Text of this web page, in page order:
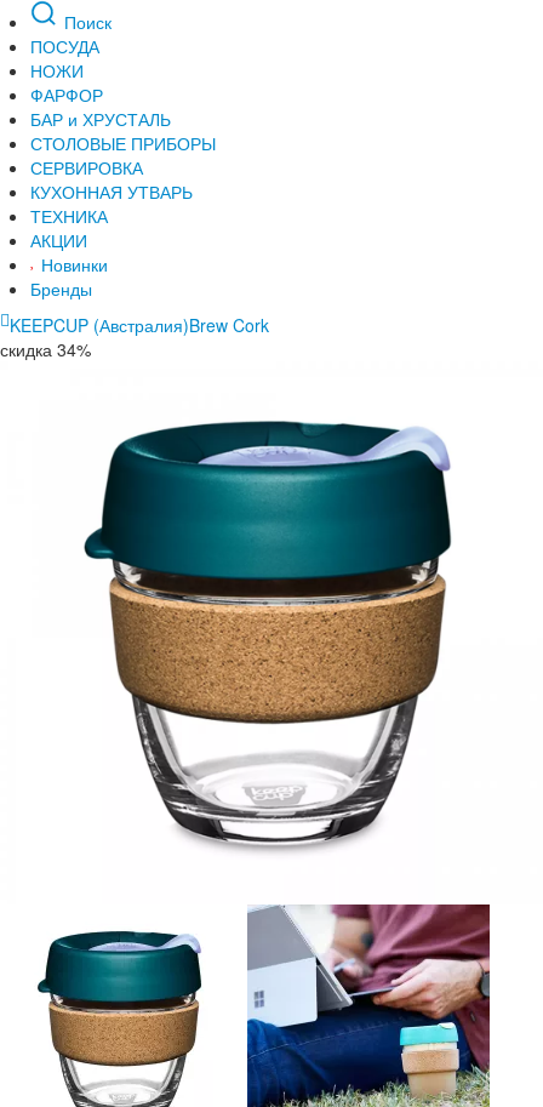
Поиск
ПОСУДА
НОЖИ
ФАРФОР
БАР и ХРУСТАЛЬ
СТОЛОВЫЕ ПРИБОРЫ
СЕРВИРОВКА
КУХОННАЯ УТВАРЬ
ТЕХНИКА
АКЦИИ
Новинки
Бренды
KEEPCUP (Австралия)Brew Cork
скидка 34%